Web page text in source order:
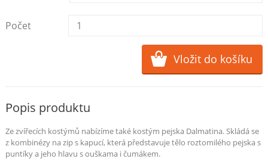
Počet
Popis produktu
Ze zvířecích kostýmů nabízíme také kostým pejska Dalmatina. Skládá se
z kombinézy na zip s kapucí, která představuje tělo roztomilého pejska s
puntíky a jeho hlavu s ouškama i čumákem.